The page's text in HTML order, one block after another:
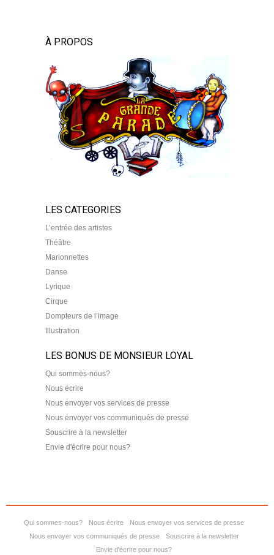
À PROPOS
LES CATEGORIES
L’entrée des artistes
Théâtre
Marionnettes
Danse
Lyrique
Cirque
Dompteurs de l’image
Illustration
LES BONUS DE MONSIEUR LOYAL
Qui sommes-nous?
Nous écrire
Nous envoyer vos services de presse
Nous envoyer vos communiqués de presse
Souscrire à la newsletter
Envie d'écrire pour nous?
Qui sommes-nous? Nous écrire
Nous envoyer vos services de presse
Nous envoyer vos communiqués de presse
Souscrire à la newsletter
Envie d'écrire pour nous?